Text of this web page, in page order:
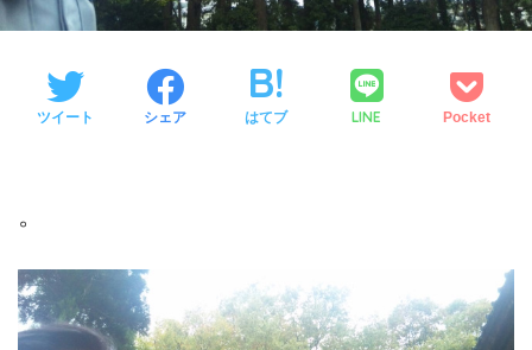
ツイート シェア はてブ LINE Pocket
。